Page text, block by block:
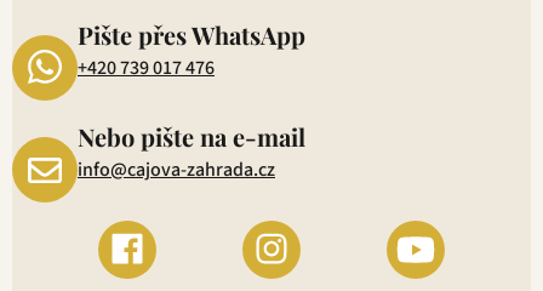
Pište přes WhatsApp
+420 739 017 476
Nebo pište na e-mail
info@cajova-zahrada.cz